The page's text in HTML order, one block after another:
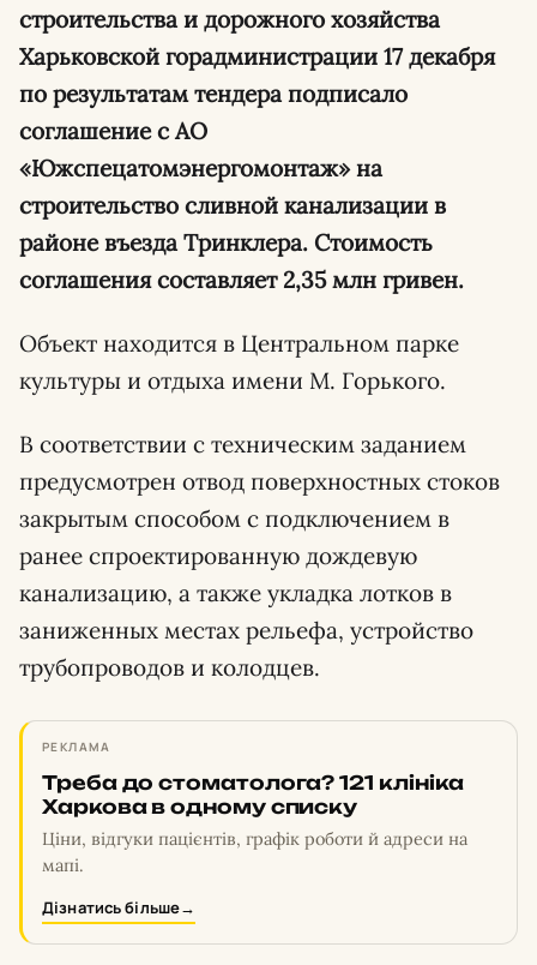
строительства и дорожного хозяйства
Харьковской горадминистрации 17 декабря
по результатам тендера подписало
соглашение с АО
«Южспецатомэнергомонтаж» на
строительство сливной канализации в
районе въезда Тринклера. Стоимость
соглашения составляет 2,35 млн гривен.
Объект находится в Центральном парке
культуры и отдыха имени М. Горького.
В соответствии с техническим заданием
предусмотрен отвод поверхностных стоков
закрытым способом с подключением в
ранее спроектированную дождевую
канализацию, а также укладка лотков в
заниженных местах рельефа, устройство
трубопроводов и колодцев.
РЕКЛАМА
Треба до стоматолога? 121 клініка
Харкова в одному списку
Ціни, відгуки пацієнтів, графік роботи й адреси на
мапі.
Дізнатись більше→